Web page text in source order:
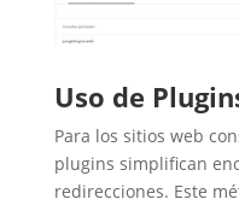
Uso de
Para los sitios web
plugins simplifican
redirecciones. Este